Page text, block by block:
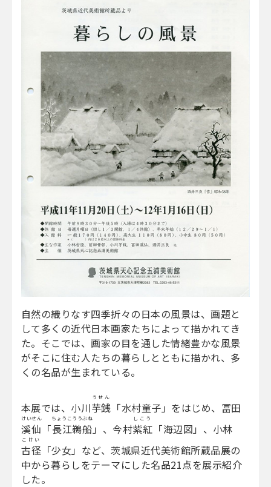
自然の織りなす四季折々の日本の風景は、画題と
して多くの近代日本画家たちによって描かれてき
た。そこでは、画家の目を通した情緒豊かな風景
がそこに住む人たちの暮らしとともに描かれ、多
くの名品が生まれている。
本展では、小川芋銭
うせん
「水村童子」をはじめ、冨田
溪仙
けいせん
「長江鵜船
ちょうこううぶね
」、今村紫紅
しこう
「海辺図」、小林
古径
こけい
「少女」など、茨城県近代美術館所蔵品展の
中から暮らしをテーマにした名品21点を展示紹介
した。